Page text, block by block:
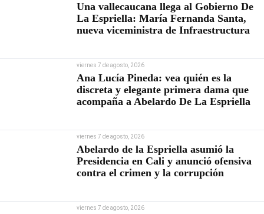
Una vallecaucana llega al Gobierno De
La Espriella: María Fernanda Santa,
nueva viceministra de Infraestructura
viernes 7 de agosto, 2026
Ana Lucía Pineda: vea quién es la
discreta y elegante primera dama que
acompaña a Abelardo De La Espriella
viernes 7 de agosto, 2026
Abelardo de la Espriella asumió la
Presidencia en Cali y anunció ofensiva
contra el crimen y la corrupción
viernes 7 de agosto, 2026